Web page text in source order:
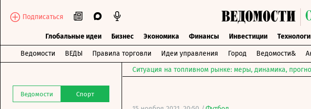
Подписаться
Глобальные идеи Бизнес Экономика Финансы Инвестиции
Ведомости ВЕДЫ Правила торговли Идеи управления Город Ведомости&
Ведомости Спорт
Ситуация на топливном рынке: меры, динамика,